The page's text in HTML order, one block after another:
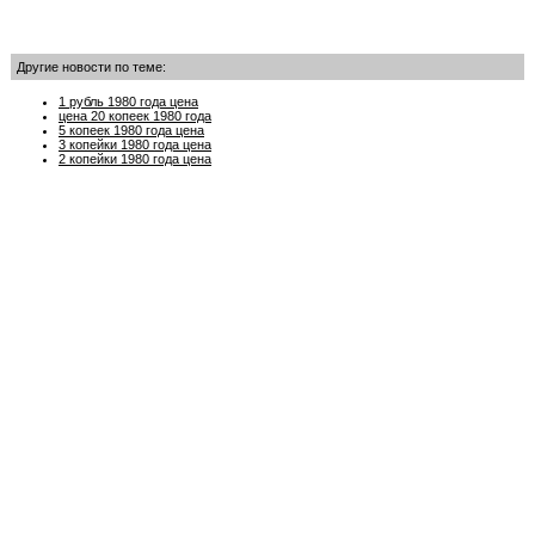
Другие новости по теме:
1 рубль 1980 года цена
цена 20 копеек 1980 года
5 копеек 1980 года цена
3 копейки 1980 года цена
2 копейки 1980 года цена